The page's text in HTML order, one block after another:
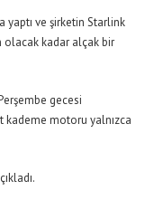
yaptı ve şirketin Starlink
olacak kadar alçak bir
gecesi
kademe motoru yalnızca